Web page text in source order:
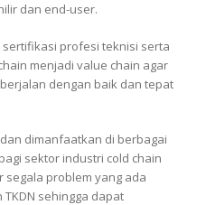
dan end-user.
sertifikasi profesi teknisi serta
menjadi value chain agar
dengan baik dan tepat
dimanfaatkan di berbagai
sektor industri cold chain
problem yang ada
sehingga dapat